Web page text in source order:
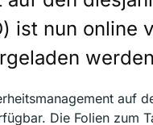
ist nun online
auf
Die Folien zum